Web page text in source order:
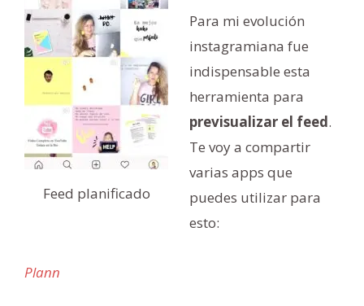
Feed planificado
Para mi evolución
instagramiana fue
indispensable esta
herramienta para
previsualizar el feed.
Te voy a compartir
varias apps que
puedes utilizar para
esto:
Plann